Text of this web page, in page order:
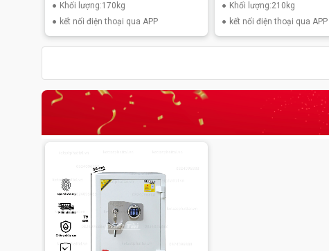
Khối lượng:170kg
kết nối điện thoại qua APP
Khối lượng:210kg
kết nối điện thoại qua APP